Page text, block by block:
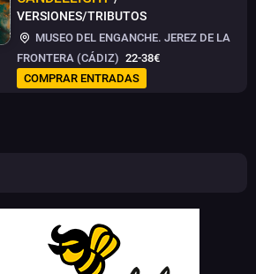
VERSIONES/TRIBUTOS
MUSEO DEL ENGANCHE. JEREZ DE LA
FRONTERA (CÁDIZ) 22-38€
COMPRAR ENTRADAS